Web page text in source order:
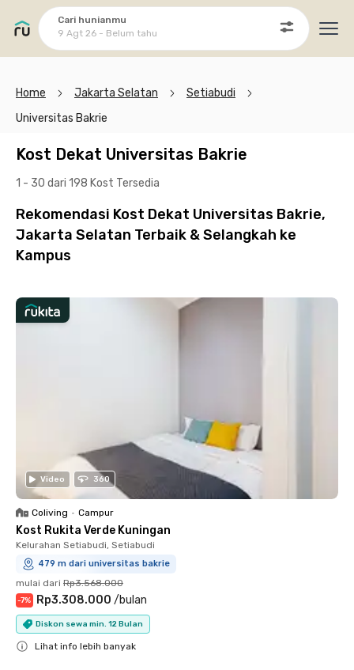
Cari hunianmu
9 Agt 26 - Belum tahu
Home Jakarta Selatan
Setiabudi
Universitas Bakrie
Kost Dekat Universitas Bakrie
1 - 30 dari 198 Kost Tersedia
Rekomendasi Kost Dekat Universitas Bakrie,
Jakarta Selatan Terbaik & Selangkah ke
Kampus
Video 360
Coliving • Campur
Kost Rukita Verde Kuningan
Kelurahan Setiabudi, Setiabudi
479 m dari universitas bakrie
mulai dari Rp3.568.000
-7% Rp3.308.000 /bulan
Diskon sewa min. 12 Bulan
Lihat info lebih banyak